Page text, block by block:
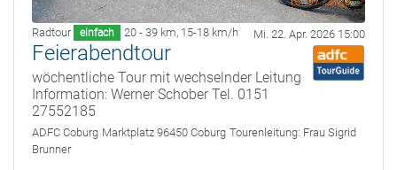
Radtour einfach 20 - 39 km, 15-18 km/h Mi. 22. Apr. 2026 15:00
Feierabendtour
wöchentliche Tour mit wechselnder Leitung
Information: Werner Schober Tel. 0151
27552185
ADFC Coburg Marktplatz 96450 Coburg Tourenleitung: Frau Sigrid
Brunner